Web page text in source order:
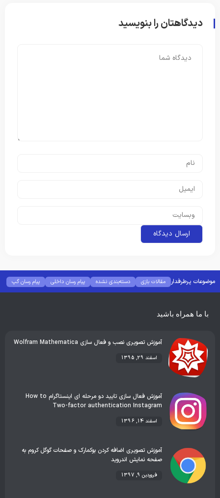
دیدگاهتان را بنویسید
موضوعات پرطرفدار مقالات بازی دسته‌بندی نشده پیام رسان داخلی
پیام رسان گپ
بهترین گجت ها
هوش مصنوعی رفع خطا و ارور
با ما همراه باشید
آموزش تصویری نصب و فعال سازی Wolfram Mathematica
اسفند 29, 1395
آموزش فعال سازی تایید دو مرحله ای اینستاگرام How to
Two-factor authentication Instagram
اسفند 14, 1396
آموزش تصویری اضافه کردن بوکمارک و صفحات گوگل کروم به
صفحه نمایش اندروید
فروردین 9, 1397